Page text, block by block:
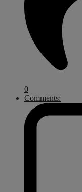
0
Comments: